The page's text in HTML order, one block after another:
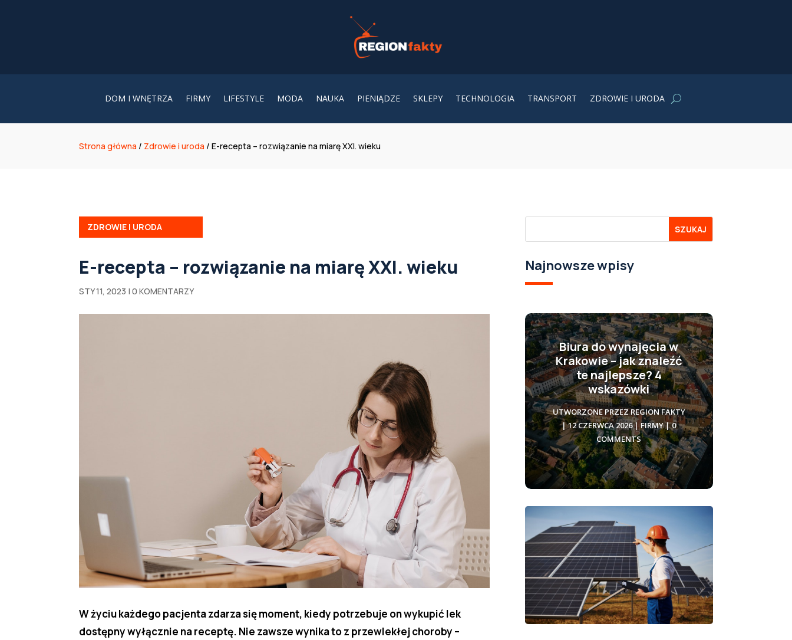
DOM I WNĘTRZA FIRMY LIFESTYLE MODA NAUKA PIENIĄDZE SKLEPY TECHNOLOGIA TRANSPORT ZDROWIE I URODA
Strona główna / Zdrowie i uroda /E-recepta – rozwiązanie na miarę XXI. wieku
ZDROWIE I URODA
E-recepta – rozwiązanie na miarę XXI. wieku
STY 11, 2023 |0 KOMENTARZY
W życiu każdego pacjenta zdarza się moment, kiedy potrzebuje on wykupić lek
dostępny wyłącznie na receptę. Nie zawsze wynika to z przewlekłej choroby –
Najnowsze wpisy
Biura do wynajęcia w
Krakowie – jak znaleźć
te najlepsze? 4
wskazówki
UTWORZONE PRZEZREGION FAKTY
|12 CZERWCA 2026|FIRMY| 0
COMMENTS